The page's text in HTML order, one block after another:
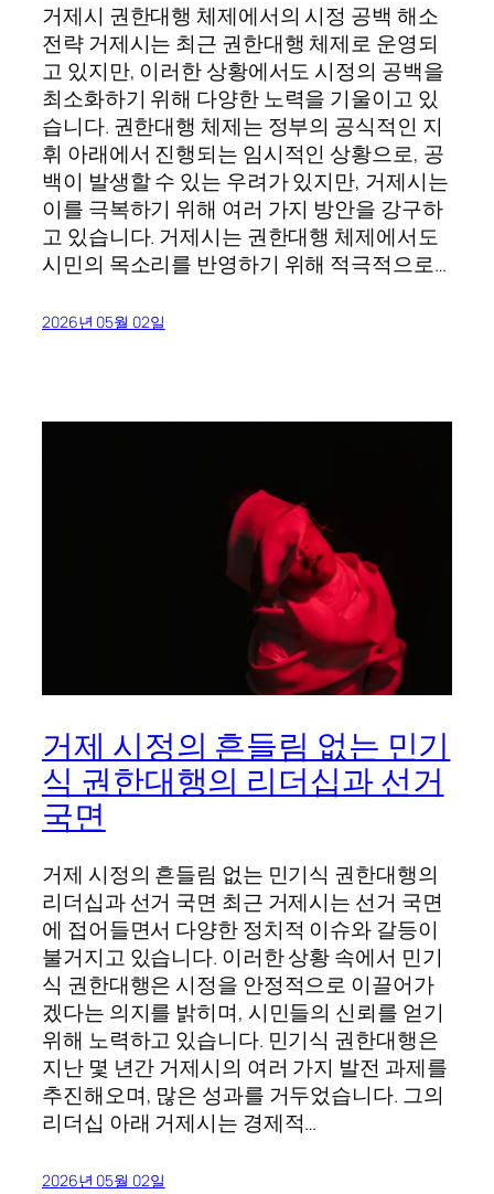
거제시 권한대행 체제에서의 시정 공백 해소
전략 거제시는 최근 권한대행 체제로 운영되
고 있지만, 이러한 상황에서도 시정의 공백을
최소화하기 위해 다양한 노력을 기울이고 있
습니다. 권한대행 체제는 정부의 공식적인 지
휘 아래에서 진행되는 임시적인 상황으로, 공
백이 발생할 수 있는 우려가 있지만, 거제시는
이를 극복하기 위해 여러 가지 방안을 강구하
고 있습니다. 거제시는 권한대행 체제에서도
시민의 목소리를 반영하기 위해 적극적으로…
2026년 05월 02일
거제 시정의 흔들림 없는 민기
식 권한대행의 리더십과 선거
국면
거제 시정의 흔들림 없는 민기식 권한대행의
리더십과 선거 국면 최근 거제시는 선거 국면
에 접어들면서 다양한 정치적 이슈와 갈등이
불거지고 있습니다. 이러한 상황 속에서 민기
식 권한대행은 시정을 안정적으로 이끌어가
겠다는 의지를 밝히며, 시민들의 신뢰를 얻기
위해 노력하고 있습니다. 민기식 권한대행은
지난 몇 년간 거제시의 여러 가지 발전 과제를
추진해오며, 많은 성과를 거두었습니다. 그의
리더십 아래 거제시는 경제적…
2026년 05월 02일